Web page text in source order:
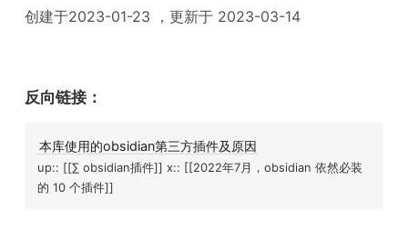
创建于2023-01-23 ，更新于 2023-03-14
反向链接：
本库使用的obsidian第三方插件及原因
up:: [[∑ obsidian插件]] x:: [[2022年7月，obsidian 依然必装
的 10 个插件]]